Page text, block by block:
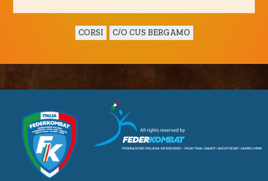
CORSI C/O CUS BERGAMO
CUSL Spelpaus